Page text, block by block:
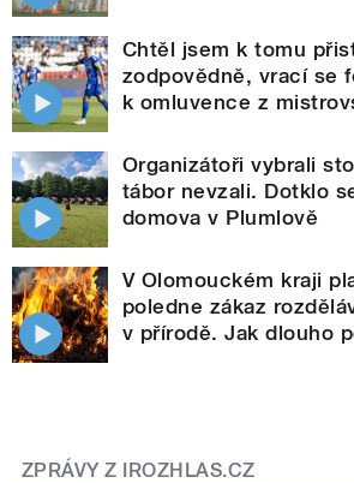
Chtěl jsem k tomu
zodpovědně, vrací se
k omluvence z
Organizátoři vybrali
tábor nevzali. Dotklo
domova v Plumlově
V Olomouckém kraji
poledne zákaz
v přírodě. Jak dlouho
ZPRÁVY Z IROZHLAS.CZ